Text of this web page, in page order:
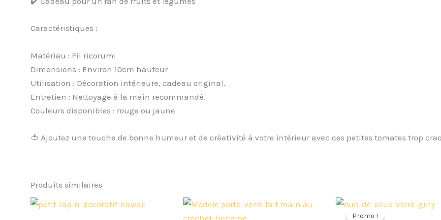
Caractéristiques :
Matériau : Fil ricorumi
Dimensions : Environ 10cm hauteur
Utilisation : Décoration intérieure, cadeau original.
Entretien : Nettoyage à la main recommandé.
Couleurs disponibles : rouge ou jaune
🍅 Ajoutez une touche de bonne humeur et de créativité à votre intérieur avec ces petites tomates trop
Produits similaires
Ce
Promo !
Promo !
Le
Le